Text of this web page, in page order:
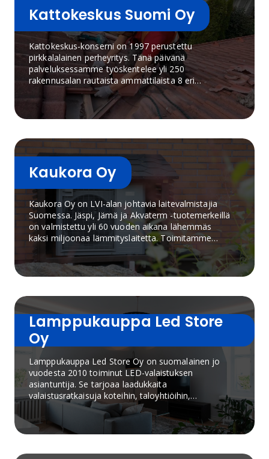
korjausrakentamiseen.Geberitin valikoimaan
kuuluvat muun muassa piilohuuhtelusäiliöt, seinä-
kylpyhuonekalusteet, suihkuratkaisut, lattiakaivot,
käyttövesi- ja viemärijärjestelmät sekä
innovatiiviset Geberit AquaClean -pesu-WC.
Tuotteet tunnetaan laadusta, pitkästä käyttöiästä,
toimintavarmuudesta ja
helppokäyttöisyydestä.Geberit panostaa vahvasti
tuotekehitykseen, vastuullisuuteen ja veden
tehokkaaseen käyttöön. Yrityksen ratkaisut on
kuin loppukäyttäjän arkea, ja ne täyttävät
vaativankin rakentamisen tarpeet.
Kattokeskus Suomi Oy
Kattokeskus-konserni on 1997 perustettu
pirkkalalainen perheyritys. Tänä päivänä
palveluksessamme työskentelee yli 250
rakennusalan rautaista ammattilaista 8 eri
toimipisteessä. Teemme kattoremontteja,
kattohuoltoja ja asennamme aurinkopaneeleja
Uudenmaan, Pirkanmaan, Varsinais-Suomen,
Pohjanmaan alueilla.
Kaukora Oy
Kaukora Oy on LVI-alan johtavia laitevalmistajia
Suomessa. Jäspi, Jämä ja Akvaterm -tuotemerkeillä
on valmistettu yli 60 vuoden aikana lähemmäs
kaksi miljoonaa lämmityslaitetta. Toimitamme
lämmitysjärjestelmiä kaiken kokoisiin kiinteistöihin
asuinkiinteistöistä teollisuuteen ja maatiloille sekä
urheiluhalleihin ja kauppakeskuksiin.
Lamppukauppa Led Store
Oy
Lamppukauppa Led Store Oy on suomalainen jo
vuodesta 2010 toiminut LED-valaistuksen
asiantuntija. Se tarjoaa laadukkaita
valaistusratkaisuja koteihin, taloyhtiöihin,
liiketiloihin ja julkisiin kohteisiin. Yrityksen
valikoimaan kuuluvat LED-valaisimet, LED-nauhat,
alasvalot, ulkovalaisimet, älyvalaistusratkaisut
tunnetaan erityisesti laadukkaasta värintoistosta,